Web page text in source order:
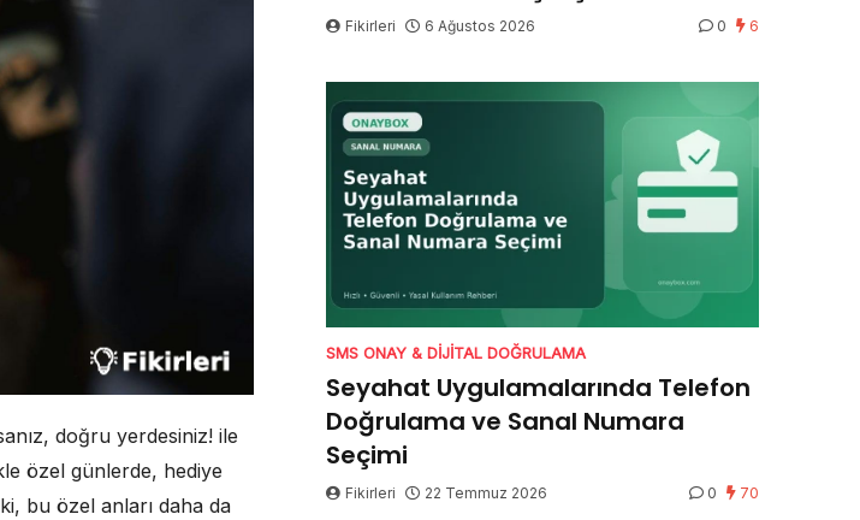
doğru yerdesiniz! ile
özel günlerde, hediye
bu özel anları daha da
Fikirleri 6 Ağustos 2026 0 6
SMS ONAY & DIJITAL DOĞRULAMA
Seyahat Uygulamalarında Telefon
Doğrulama ve Sanal Numara
Seçimi
Fikirleri 22 Temmuz 2026 0 70